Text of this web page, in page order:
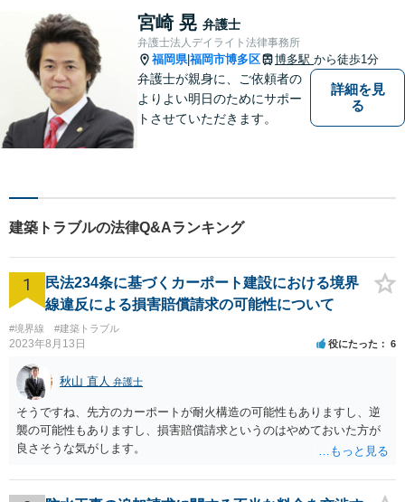
せんので、遠慮なくご相談く
ださい。【分割払い利用可】
【電話・メール面談可】
宮崎 晃 弁護士
弁護士法人デイライト法律事務所
福岡県|福岡市博多区 博多駅 から徒歩1分
弁護士が親身に、ご依頼者の
よりよい明日のためにサポー
トさせていただきます。
詳細を見
る
建築トラブルの法律Q&Aランキング
1
民法234条に基づくカーポート建設における境界
線違反による損害賠償請求の可能性について
#境界線 #建築トラブル
2023年8月13日 役にたった 6
秋山 直人 弁護士
そうですね、先方のカーポートが耐火構造の可能性もありますし、逆
襲の可能性もありますし、損害賠償請求というのはやめておいた方が
良さそうな気がします。